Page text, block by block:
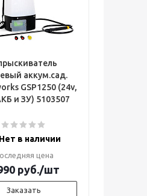
аккум.сад.
GSP1250 (24v,
и ЗУ) 5103507
Нет в наличии
цена
руб./шт
Заказать